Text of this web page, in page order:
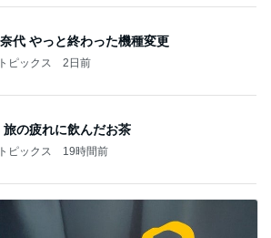
旅の疲れに飲んだお茶
ピックス 19時間前